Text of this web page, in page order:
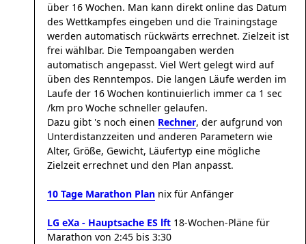
über 16 Wochen. Man kann direkt online das Datum
des Wettkampfes eingeben und die Trainingstage
werden automatisch rückwärts errechnet. Zielzeit ist
frei wählbar. Die Tempoangaben werden
automatisch angepasst. Viel Wert gelegt wird auf
üben des Renntempos. Die langen Läufe werden im
Laufe der 16 Wochen kontinuierlich immer ca 1 sec
/km pro Woche schneller gelaufen.
Dazu gibt 's noch einen Rechner, der aufgrund von
Unterdistanzzeiten und anderen Parametern wie
Alter, Größe, Gewicht, Läufertyp eine mögliche
Zielzeit errechnet und den Plan anpasst.
10 Tage Marathon Plan nix für Anfänger
LG eXa - Hauptsache ES lft 18-Wochen-Pläne für
Marathon von 2:45 bis 3:30